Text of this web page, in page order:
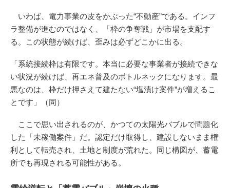
いわば、電力事業の皮をかぶった“不動産”である。インフ
ラ整備が進むのではなく、「枠の争奪戦」が市場を支配す
る。この状態が続けば、歪みは必ずどこかに出る。
「系統接続枠は有限です。本当に必要な事業者が接続できな
い状況が続けば、再エネ普及のボトルネックになります。最
悪なのは、枠だけ押さえて建たない“塩漬け案件”が増えるこ
とです」（同）
ここで思い出されるのが、かつての太陽光バブルで問題化
した「未稼働案件」だ。認定だけ取得し、建設しないまま権
利として転売され、土地と制度が荒れた。同じ構図が、蓄電
所でも再現される可能性がある。